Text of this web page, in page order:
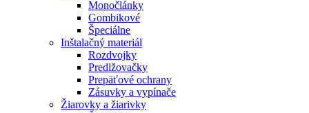
Monočlánky
Gombikové
Špeciálne
Inštalačný materiál
Rozdvojky
Predlžovačky
Prepäťové ochrany
Zásuvky a vypínače
Žiarovky a žiarivky